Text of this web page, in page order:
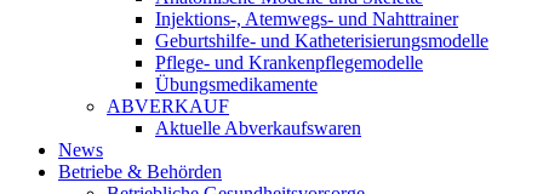
Injektions-, Atemwegs- und Nahttrainer
Geburtshilfe- und Katheterisierungsmodelle
Pflege- und Krankenpflegemodelle
Übungsmedikamente
ABVERKAUF
Aktuelle Abverkaufswaren
News
Betriebe & Behörden